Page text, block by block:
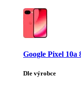
Google Pixel
Dle výrobce